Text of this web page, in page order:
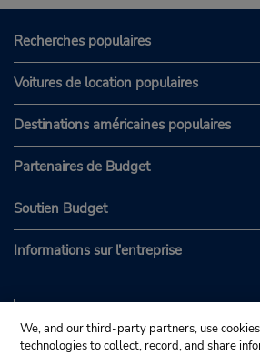
Recherches populaires
Voitures de location populaires
Destinations américaines populaires
Partenaires de Budget
Soutien Budget
Informations sur l'entreprise
We, and our third-party partners, use
technologies to collect, record, and share